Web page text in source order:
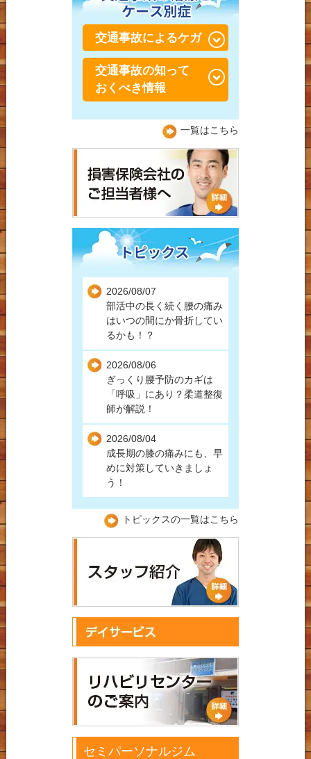
シーバー病・セーバー
病・踵骨骨端症（しょう
こつこったんしょう）
水泳での膝の怪我
交通事故によるケガ
交通事故・むち打ち症
交通事故 捻挫・肉離れ
交通事故 膝痛
交通事故 肘・手首痛
交通事故後の肩こり
交通事故の知って
おくべき情報
交通事故の保険につい
交通事故で整形外科と接
骨院の上手な通院方法
バイク事故
自損事故
人身事故
高速事故
労災保険での受診につい
て
一覧はこちら
2026/08/07
部活中の長く続く腰の痛み
はいつの間にか骨折してい
るかも！？
2026/08/06
ぎっくり腰予防のカギは
「呼吸」にあり？柔道整復
師が解説！
2026/08/04
成長期の膝の痛みにも、早
めに対策していきましょ
う！
トピックスの一覧はこちら
セミパーソナルジム